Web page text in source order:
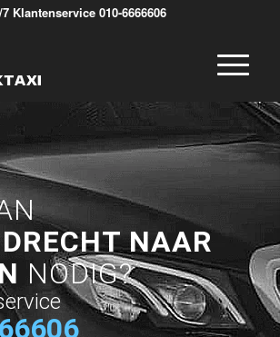
7 Klantenservice 010-6666606
NAAR
NODIG?